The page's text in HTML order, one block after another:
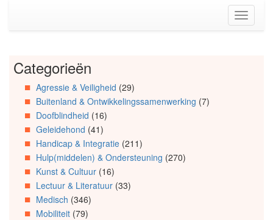
primaire
(Accesskey
Toggle
Spring
Artikels
Spring
naar
Info
Spring
Organisaties
Spring
naar
Social
media
Categorieën
Agressie & Veiligheid (29)
Buitenland & Ontwikkelingssamenwerking (7)
Doofblindheid (16)
Geleidehond (41)
Handicap & Integratie(211)
Hulp(middelen) & Ondersteuning (270)
Kunst & Cultuur(16)
Lectuur & Literatuur(33)
Medisch (346)
Mobiliteit(79)